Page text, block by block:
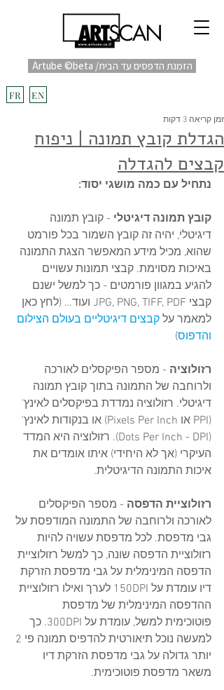
EN
FR
Artube ©beta /הזמנת הדפסים עד הבית
הגדלת קובץ תמונה | ניפוח
קבצים להגדלה
זמן קריאה 3 דקות
נתחיל עם כמה מושגי יסוד:
קובץ תמונה דיגיטלי - קובץ תמונה
דיגיטלי, יהיה זה קובץ השמור בכל פורמט
שהוא, מכיל מידע המאפשר הצגת התמונה
באיכות מסוימת. קבצי תמונות עשויים
להגיע במגוון פורמטים - כך למשל ישנם
קבצי JPG, PNG, TIFF, PDF ועוד… (לחץ כאן
למאמר על קבצים דיגיטליים בעולם הצילום
והדפוס)
רזולוציה - מספר הפיקסלים לאורכה
ולרוחבה של התמונה בתוך קובץ תמונה
דיגיטלי. רזולוציה נמדדת בפיקסלים לאינץ'
(PPI או Pixels Per Inch) או בנקודות לאינץ'
(Dots Per Inch - DPI). רזולוציה היא המדד
העיקרי (אך לא היחידי) איתו אומדים את
איכות התמונה הדיגיטלית.
רזולוציית הדפסה - מספר הפיקסלים
לאורכה ולרוחבה של התמונה המודפסת על
גבי מדפסת. לכל מדפסת עשויה להיות
רזולוציית הדפסה שונה, כך למשל רזולוציית
הדפסה המינימלית על גבי מדפסת הזרקת
דיו עומדת על 150DPI לערך ואילו רזולוציית
ההדפסה המינימלית של מדפסת
פוטוכימית למשל, עומדת על 300DPI. כך
יותר גדולה על גבי מדפסת הזרקת דיו
משאר מדפסת פוטוכימית.